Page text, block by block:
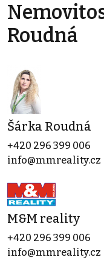
Roudná
Šárka Roudná
+420 296 399 006
info@mmreality.cz
M&M reality
+420 296 399 006
info@mmreality.cz